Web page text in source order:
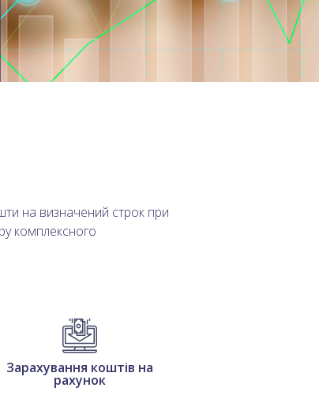
на визначений строк при
комплексного
Зарахування коштів на
рахунок